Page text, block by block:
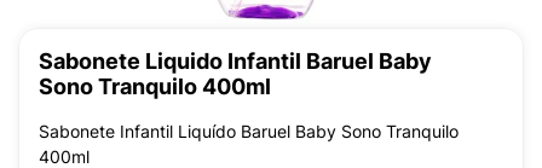
Sabonete Liquido Infantil Baruel Baby
Sono Tranquilo 400ml
Sabonete Infantil Liquído Baruel Baby Sono Tranquilo
400ml